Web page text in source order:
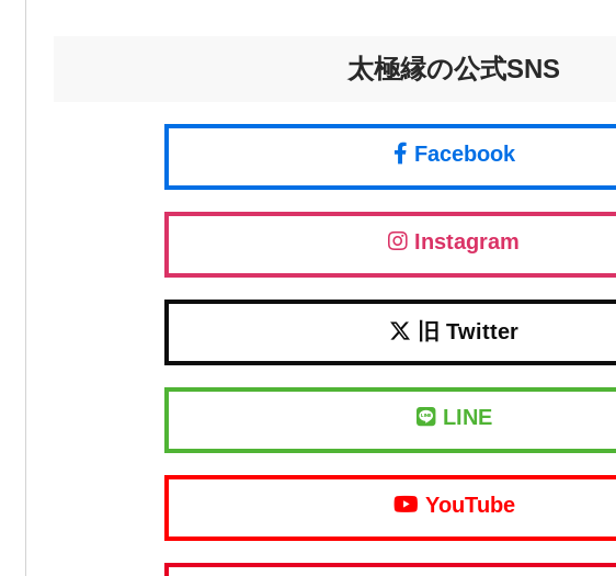
太極縁の公式SNS
Facebook
Instagram
旧 Twitter
LINE
YouTube